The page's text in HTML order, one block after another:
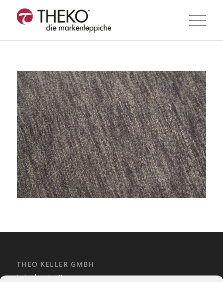
THEO KELLER GMBH
Lohackerstr. 30